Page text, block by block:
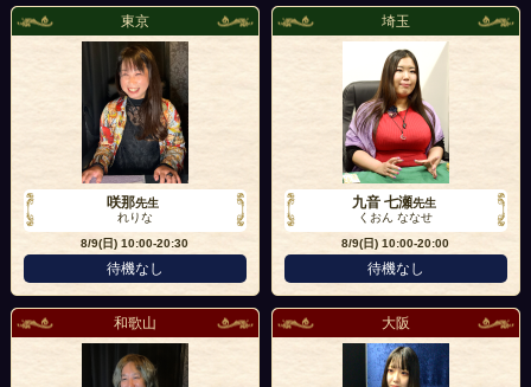
東京
咲那先生
れりな
8/9(日)10:00-20:30
待機なし
埼玉
九音 七瀬先生
くおん ななせ
8/9(日)10:00-20:00
待機なし
和歌山 大阪